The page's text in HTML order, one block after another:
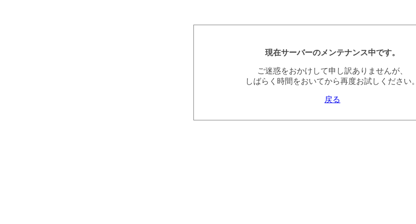
現在サーバーのメンテナンス中です。
ご迷惑をおかけして申し訳ありませんが、
しばらく時間をおいてから再度お試しください。
戻る